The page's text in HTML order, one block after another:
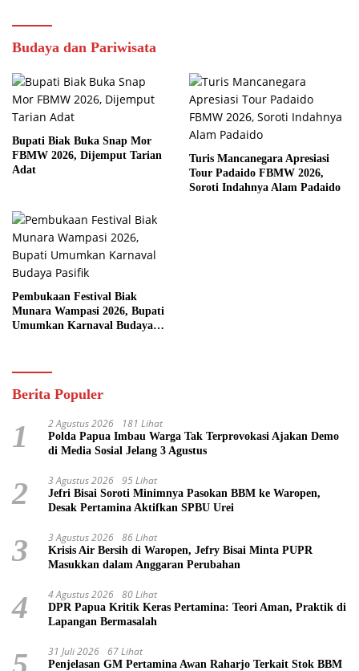
Budaya dan Pariwisata
Bupati Biak Buka Snap Mor
FBMW 2026, Dijemput Tarian
Adat
Turis Mancanegara Apresiasi
Tour Padaido FBMW 2026,
Soroti Indahnya Alam Padaido
Pembukaan Festival Biak
Munara Wampasi 2026, Bupati
Umumkan Karnaval Budaya
Berita Populer
1 2 Agustus 2026 181 Lihat
Polda Papua Imbau Warga Tak Terprovokasi Ajakan Demo
di Media Sosial Jelang 3 Agustus
2 3 Agustus 2026 95 Lihat
Jefri Bisai Soroti Minimnya Pasokan BBM ke Waropen,
Desak Pertamina Aktifkan SPBU Urei
3 3 Agustus 2026 86 Lihat
Krisis Air Bersih di Waropen, Jefry Bisai Minta PUPR
Masukkan dalam Anggaran Perubahan
4 4 Agustus 2026 80 Lihat
DPR Papua Kritik Keras Pertamina: Teori Aman, Praktik di
Lapangan Bermasalah
31 Juli 2026 67 Lihat
Penjelasan GM Pertamina Awan Raharjo Terkait Stok BBM